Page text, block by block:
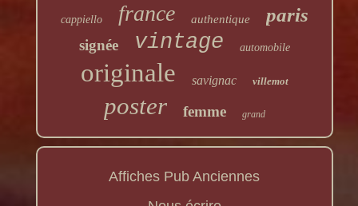
cappiello france authentique paris
signée vintage automobile
originale savignac villemot
poster femme grand
Affiches Pub Anciennes